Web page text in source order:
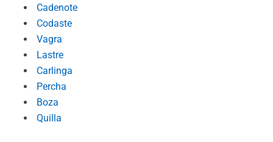
Cadenote
Codaste
Vagra
Lastre
Carlinga
Percha
Boza
Quilla